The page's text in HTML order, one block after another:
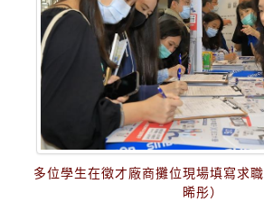
多位學生在徵才廠商攤位現場填寫求
晞彤）